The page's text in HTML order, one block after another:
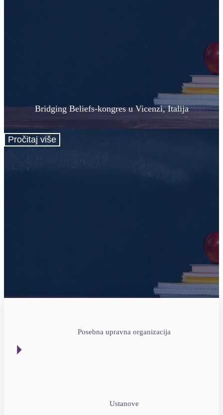
Bridging Beliefs-kongres u Vicenzi, Italija
Pročitaj više
Posebna upravna organizacija
Ustanove